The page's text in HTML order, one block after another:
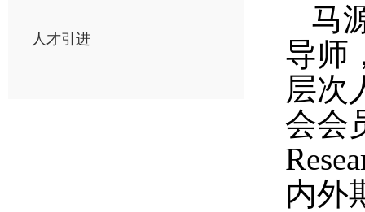
人才引进
马
导师
层次
会会
内外